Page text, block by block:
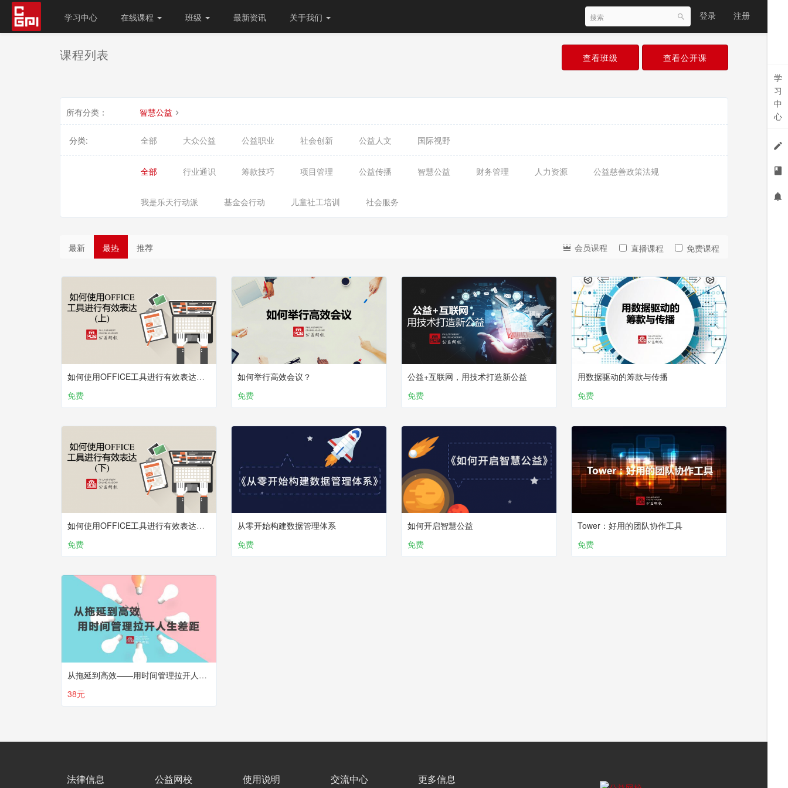
学习中心 在线课程 班级 最新资讯 关于我们 登录 注册
课程列表 查看班级 查看公开课
所有分类： 智慧公益
分类: 全部 大众公益 公益职业 社会创新 公益人文 国际视野
全部 行业通识 筹款技巧 项目管理 公益传播 智慧公益 财务管理 人力资源 公益慈善政策法规
我是乐天行动派 基金会行动 儿童社工培训 社会服务
最新 最热 推荐 会员课程 直播课程 免费课程
如何使用OFFICE工具进行有效表达？（上）
免费
如何举行高效会议？
免费
公益+互联网，用技术打造新公益
免费
用数据驱动的筹款与传播
免费
如何使用OFFICE工具进行有效表达？（下）
免费
从零开始构建数据管理体系
免费
如何开启智慧公益
免费
Tower：好用的团队协作工具
免费
从拖延到高效——用时间管理拉开人生差距
38元
法律信息 公益网校 使用说明 交流中心 更多信息
学
习
中
心